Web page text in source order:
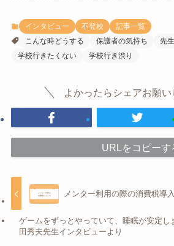
インタビュー 不登校
記事一覧
こんな時どうする
保護者の気持ち 先生
学校行きたくない
学校行き渋り
よかったらシェアお願い
URLをコピーす
メンター利用の際の消費税導
ゲームをずっとやっていて、睡眠が安定し
田秀夫先生インタビューより